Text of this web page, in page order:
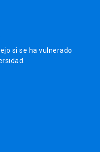
si se ha vulnerado